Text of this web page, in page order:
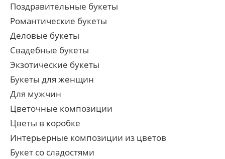
Поздравительные букеты
Романтические букеты
Деловые букеты
Свадебные букеты
Экзотические букеты
Букеты для женщин
Для мужчин
Цветочные композиции
Цветы в коробке
Интерьерные композиции из цветов
Букет со сладостями